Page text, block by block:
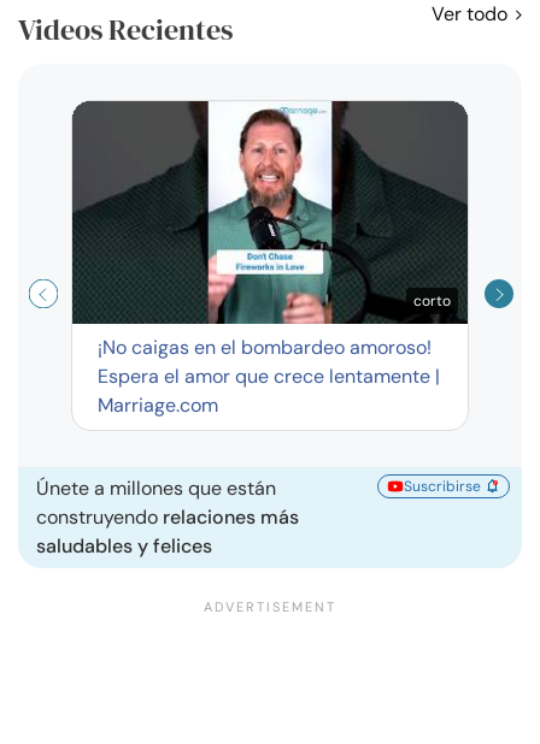
Videos Recientes Ver todo
corto
¡No caigas en el bombardeo amoroso!
Espera el amor que crece lentamente |
Marriage.com
Únete a millones que están
construyendo relaciones más
saludables y felices
Suscribirse